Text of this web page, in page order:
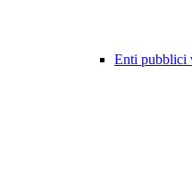
Enti pubblici